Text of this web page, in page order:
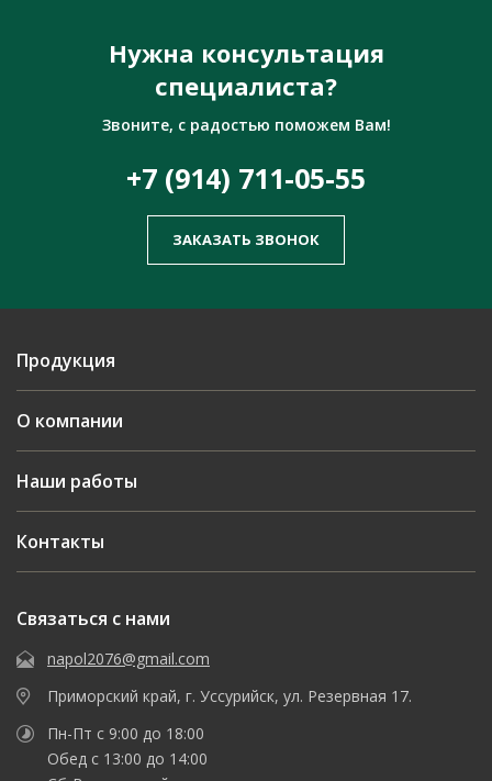
Нужна консультация
специалиста?
Звоните, с радостью поможем Вам!
+7 (914) 711-05-55
ЗАКАЗАТЬ ЗВОНОК
Продукция
О компании
Наши работы
Контакты
Связаться с нами
napol2076@gmail.com
Приморский край, г. Уссурийск, ул. Резервная 17.
Пн-Пт с 9:00 до 18:00
Обед с 13:00 до 14:00